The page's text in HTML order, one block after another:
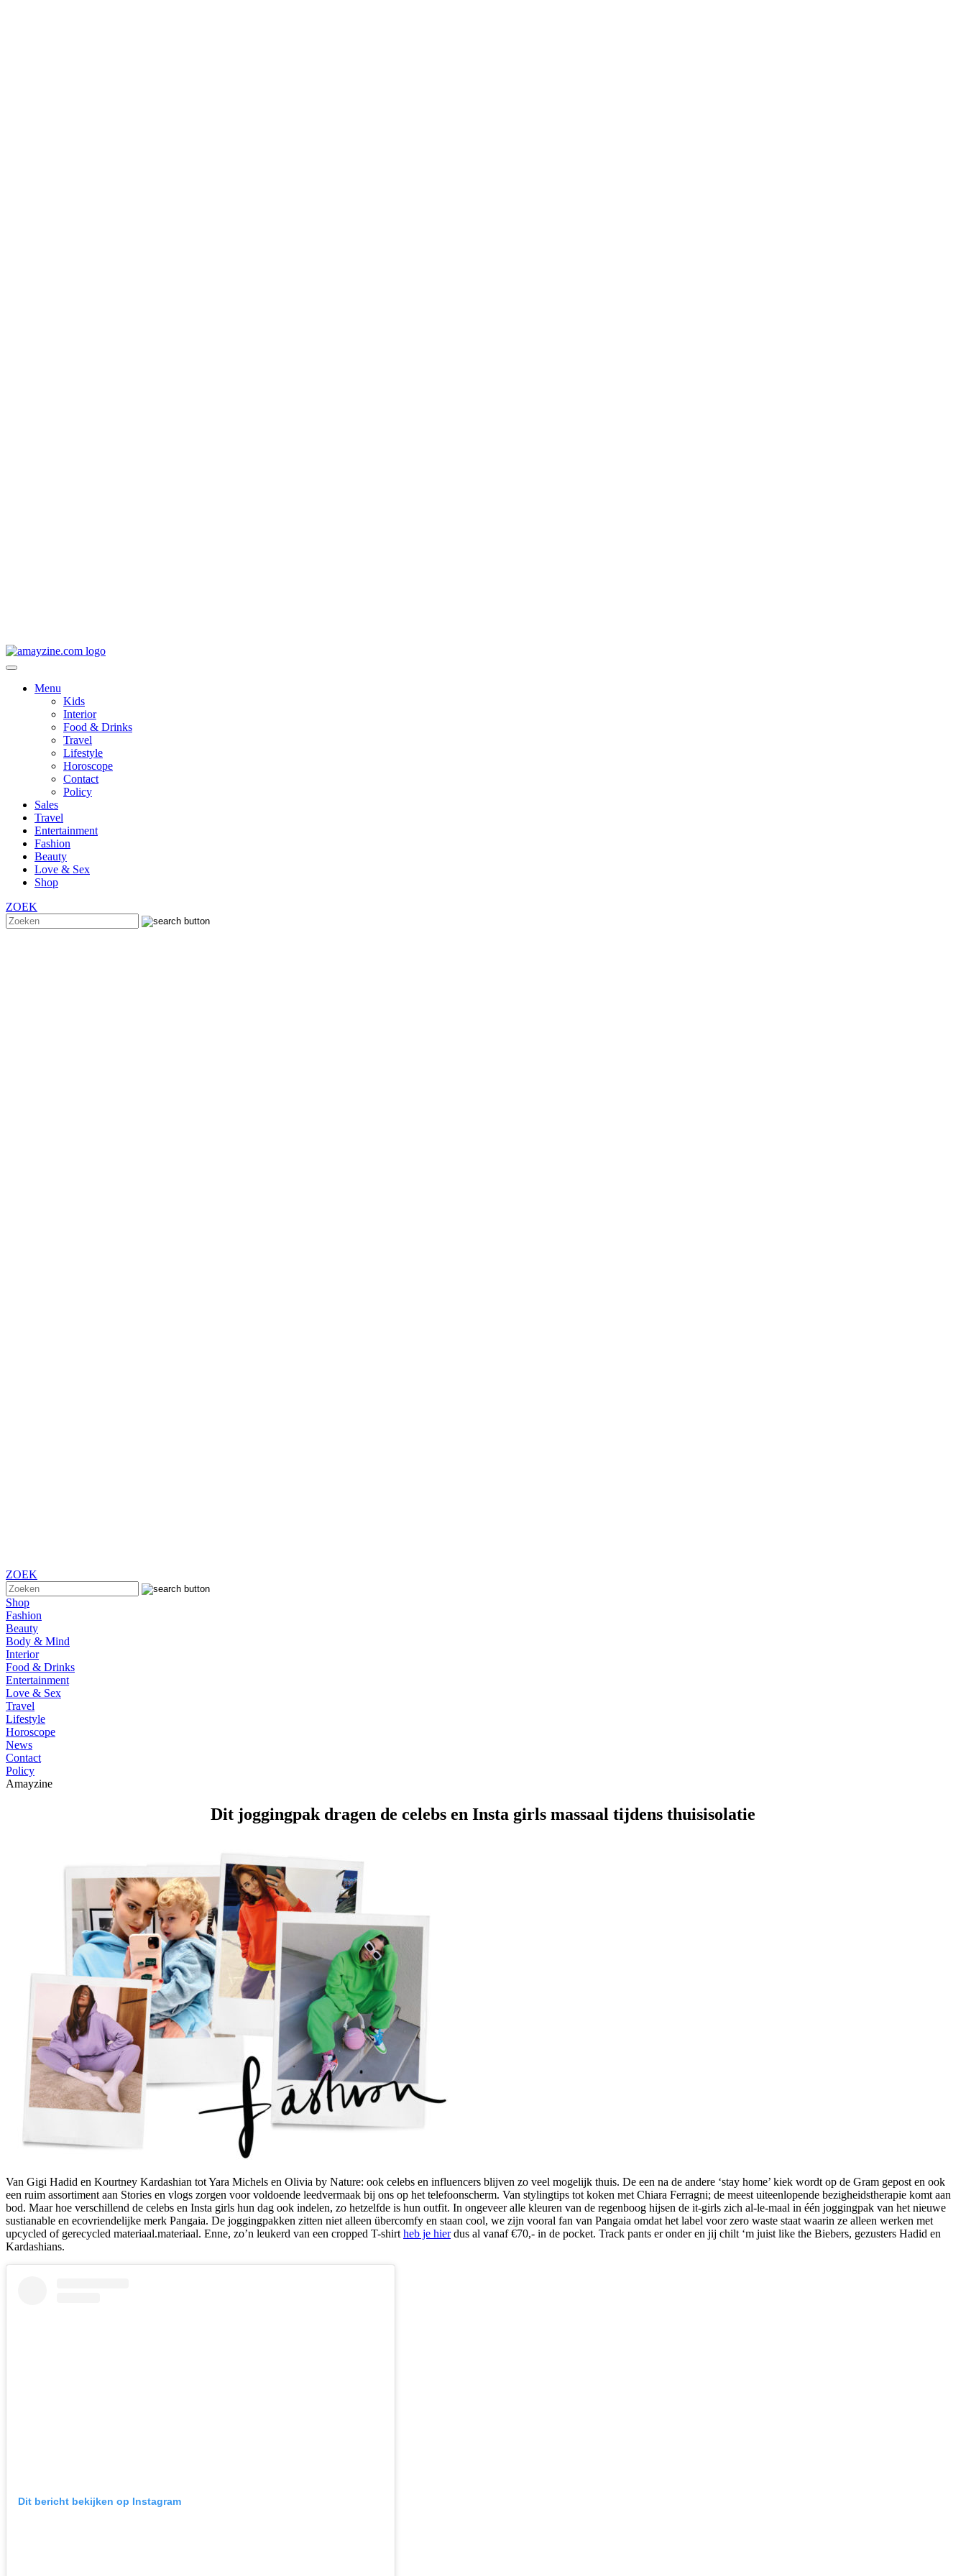
Menu
Kids
Interior
Food & Drinks
Travel
Lifestyle
Horoscope
Contact
Policy
Sales
Travel
Entertainment
Fashion
Beauty
Love & Sex
Shop
ZOEK
ZOEK
Shop
Fashion
Beauty
Body & Mind
Interior
Food & Drinks
Entertainment
Love & Sex
Travel
Lifestyle
Horoscope
News
Contact
Policy
Amayzine
Dit joggingpak dragen de celebs en Insta girls massaal tijdens thuisisolatie
Van Gigi Hadid en Kourtney Kardashian tot Yara Michels en Olivia by Nature: ook celebs en influencers blijven zo veel mogelijk thuis. De een na de andere ‘stay home’ kiek wordt op de Gram gepost en ook
een ruim assortiment aan Stories en vlogs zorgen voor voldoende leedvermaak bij ons op het telefoonscherm. Van stylingtips tot koken met Chiara Ferragni; de meest uiteenlopende bezigheidstherapie komt aan
bod. Maar hoe verschillend de celebs en Insta girls hun dag ook indelen, zo hetzelfde is hun outfit. In ongeveer alle kleuren van de regenboog hijsen de it-girls zich al-le-maal in één joggingpak van het nieuwe
sustianable en ecovriendelijke merk Pangaia. De joggingpakken zitten niet alleen übercomfy en staan cool, we zijn vooral fan van Pangaia omdat het label voor zero waste staat waarin ze alleen werken met
upcycled of gerecycled materiaal.materiaal. Enne, zo’n leukerd van een cropped T-shirtheb je hierdus al vanaf €70,- in de pocket. Track pants er onder en jij chilt ‘m juist like the Biebers, gezusters Hadid en
Kardashians.
Dit bericht bekijken op Instagram